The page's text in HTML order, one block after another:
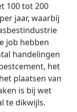
100 tot 200
jaar, waarbij
job hebben
handelingen
het
plaatsen van
is bij wet
te dikwijls.